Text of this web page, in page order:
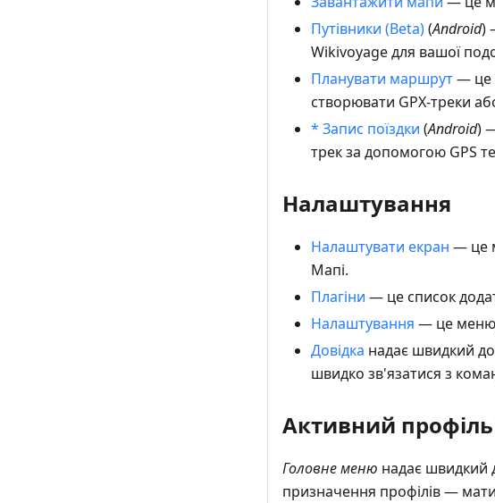
Путівники (Beta)(Android)
Wikivoyage для вашої
Планувати маршрут— це
створювати GPX-треки
* Запис поїздки (Android)
трек за допомогою GPS
Налаштування
Налаштувати екран — це
Мапі.
Плагіни — це список
Налаштування — це меню,
Довідка надає швидкий
швидко зв'язатися з
Активний
Головне меню надає швидкий
призначення профілів — мати